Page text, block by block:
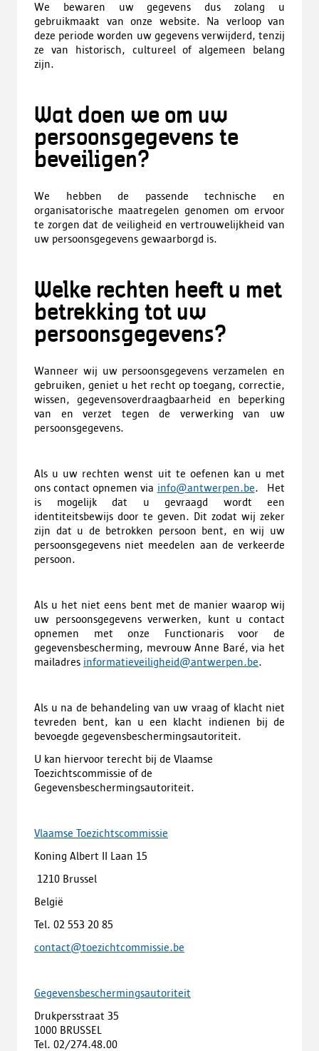
We bewaren uw gegevens dus zolang u
gebruikmaakt van onze website. Na verloop van
deze periode worden uw gegevens verwijderd, tenzij
ze van historisch, cultureel of algemeen belang
zijn.
Wat doen we om uw
persoonsgegevens te
beveiligen?
We hebben de passende technische en
organisatorische maatregelen genomen om ervoor
te zorgen dat de veiligheid en vertrouwelijkheid van
uw persoonsgegevens gewaarborgd is.
Welke rechten heeft u met
betrekking tot uw
persoonsgegevens?
Wanneer wij uw persoonsgegevens verzamelen en
gebruiken, geniet u het recht op toegang, correctie,
wissen, gegevensoverdraagbaarheid en beperking
van en verzet tegen de verwerking van uw
persoonsgegevens.
Als u uw rechten wenst uit te oefenen kan u met
ons contact opnemen via info@antwerpen.be. Het
is mogelijk dat u gevraagd wordt een
identiteitsbewijs door te geven. Dit zodat wij zeker
zijn dat u de betrokken persoon bent, en wij uw
persoonsgegevens niet meedelen aan de verkeerde
persoon.
Als u het niet eens bent met de manier waarop wij
uw persoonsgegevens verwerken, kunt u contact
opnemen met onze Functionaris voor de
gegevensbescherming, mevrouw Anne Baré, via het
mailadres informatieveiligheid@antwerpen.be.
Als u na de behandeling van uw vraag of klacht niet
tevreden bent, kan u een klacht indienen bij de
bevoegde gegevensbeschermingsautoriteit.
U kan hiervoor terecht bij de Vlaamse
Toezichtscommissie of de
Gegevensbeschermingsautoriteit.
Vlaamse Toezichtscommissie
Koning Albert II Laan 15
1210 Brussel
België
Tel. 02 553 20 85
contact@toezichtcommissie.be
Gegevensbeschermingsautoriteit
Drukpersstraat 35
1000 BRUSSEL
Tel. 02/274.48.00